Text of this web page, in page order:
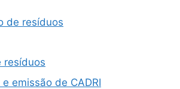
de resíduos
resíduos
emissão de CADRI